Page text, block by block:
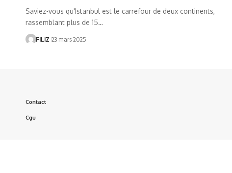
Saviez-vous qu'Istanbul est le carrefour de deux continents,
rassemblant plus de 15…
FILIZ 23 mars 2025
Contact
Cgu